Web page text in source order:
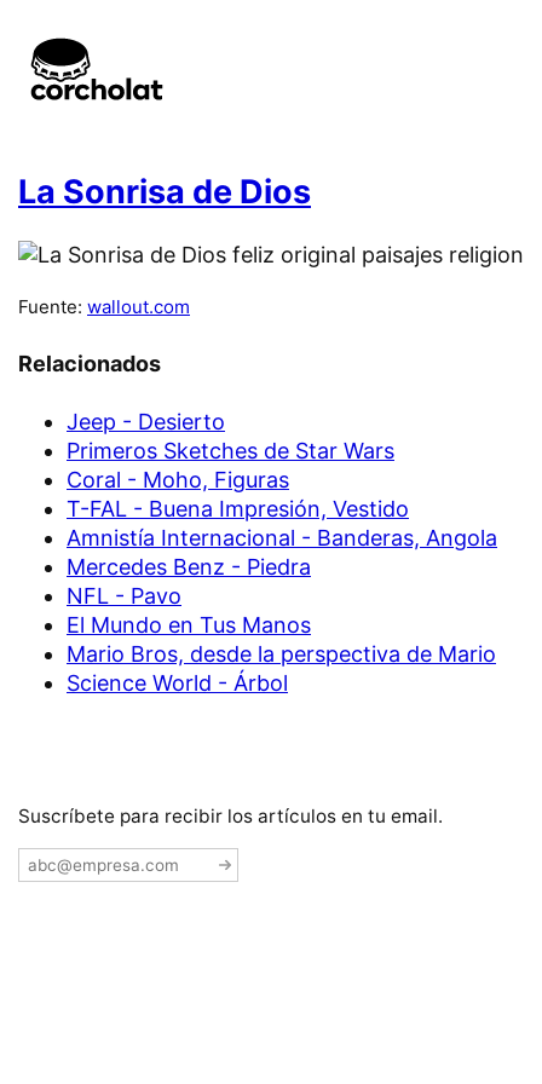
La Sonrisa de Dios
Fuente: wallout.com
Relacionados
Jeep - Desierto
Primeros Sketches de Star Wars
Coral - Moho, Figuras
T-FAL - Buena Impresión, Vestido
Amnistía Internacional - Banderas, Angola
Mercedes Benz - Piedra
NFL - Pavo
El Mundo en Tus Manos
Mario Bros, desde la perspectiva de Mario
Science World - Árbol
Suscríbete para recibir los artículos en tu email.